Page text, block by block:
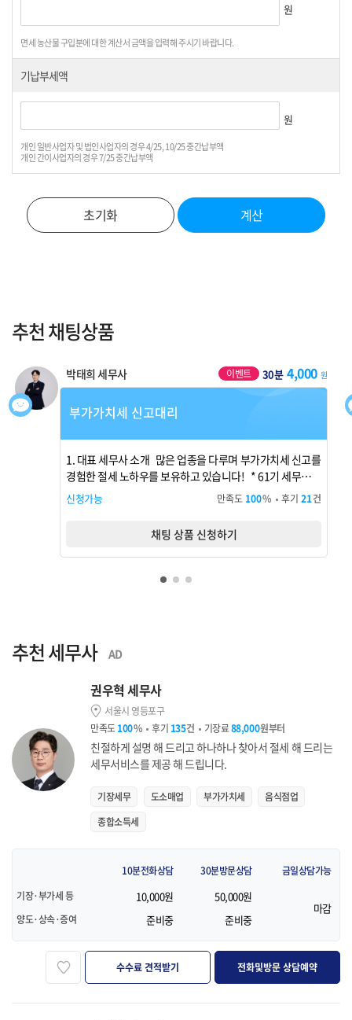
원
면세 농산물 구입분에 대한 계산서 금액을 입력해 주시기 바랍니다.
기납부세액
원
개인 일반사업자 및 법인사업자의 경우 4/25, 10/25 중간납부액
개인 간이사업자의 경우 7/25 중간납부액
초기화 계산
추천 채팅상품
박태희 세무사 이벤트 30분 4,000 원
부가가치세 신고대리
1. 대표 세무사 소개 많은 업종을 다루며 부가가치세 신고를
경험한 절세 노하우를 보유하고 있습니다! * 61기 세무사시
험 합격 * 61기 세무사 집행부 일원 * 노원구 마...
신청가능 만족도 100% 후기 21건
채팅 상품 신청하기
추천 세무사 AD
권우혁 세무사
서울시 영등포구
만족도100% 후기 135건 기장료88,000원부터
친절하게 설명 해 드리고 하나하나 찾아서 절세 해 드리는
세무서비스를 제공 해 드립니다.
기장세무 도소매업 부가가치세
음식점업
종합소득세
10분전화상담 30분방문상담
금일상담가능
기장·부가세 등
10,000원 50,000원
마감
양도·상속·증여 준비중 준비중
즐겨찾기 수수료 견적받기 전화및방문 상담예약